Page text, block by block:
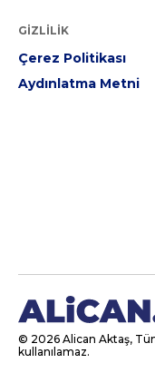
GIZLILIK
Çerez Politikası
Aydınlatma Metni
© 2026 Alican Aktaş,
kullanılamaz.